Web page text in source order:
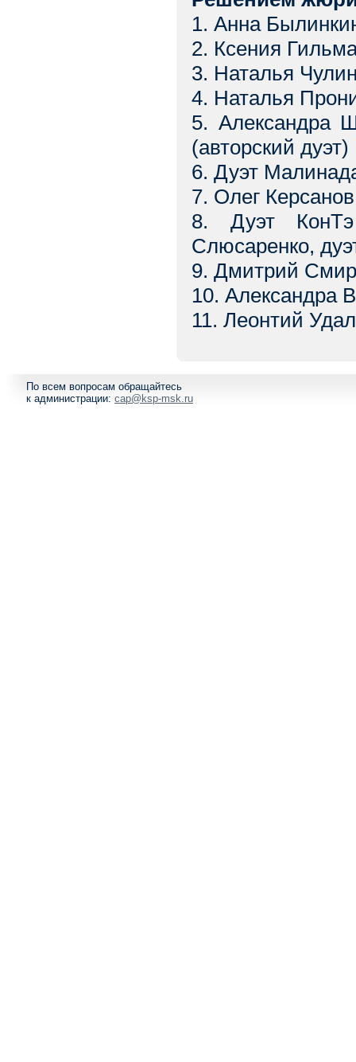
1. Анна
2. Ксения
3. Наталья
4. Наталья
5. Александра
(авторский дуэт)
6. Дуэт
7. Олег
8. Дуэт
Слюсаренко,
9. Дмитрий
10. Александра
11. Леонтий
По всем вопросам обращайтесь
к администрации: cap@ksp-msk.ru